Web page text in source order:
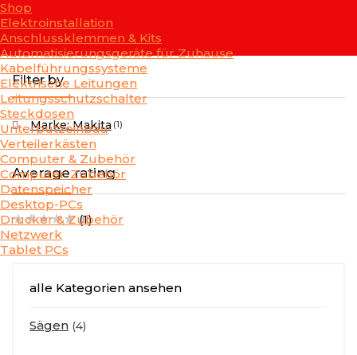
Shop
Elektroinstallation
Anschlussklemmen & Kits
Automatisierungsgeräte für Zuhause
Kabelführungssysteme
Elektrische Leitungen
Leitungsschutzschalter
Steckdosen
Unterputzeinbau
Verteilerkästen
Computer & Zubehör
Computer-Zubehör
Datenspeicher
Desktop-PCs
Drucker & Zubehör
Netzwerk
Tablet PCs
Filter by
Marke: Makita (1)
Average rating
★★★★★(1)
alle Kategorien ansehen
Sägen (4)